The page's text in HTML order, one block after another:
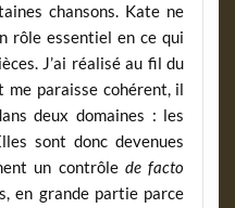
chansons. Kate ne
rôle essentiel en ce qui
J’ai réalisé au fil du
me paraisse cohérent, il
deux domaines : les
sont donc devenues
un contrôlede facto
en grande partie parce